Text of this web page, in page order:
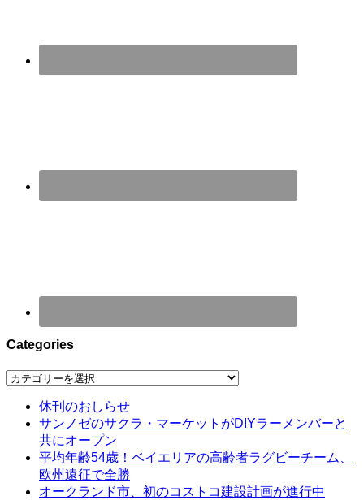
Categories
Categories
休刊のおしらせ
サンノゼのサクラ・マーケットがDIYラーメンバーと
共にオープン
平均年齢54歳！ベイエリアの高齢者ラグビーチーム、
欧州遠征で全勝
オークランド市、初のコストコ建設計画が進行中